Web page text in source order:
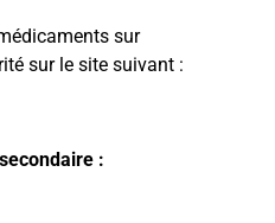
sur
sur le site suivant :
: